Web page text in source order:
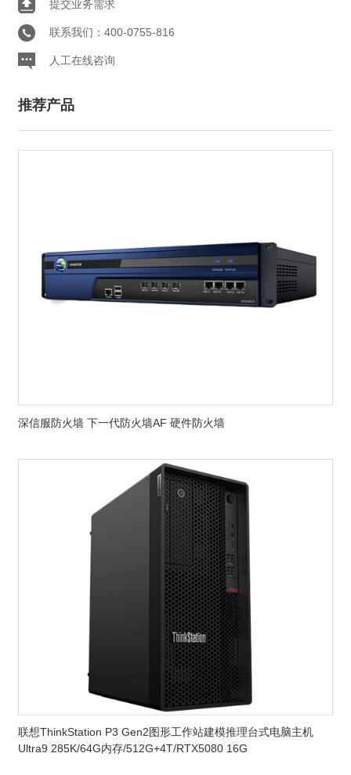
提交业务需求
联系我们：400-0755-816
人工在线咨询
推荐产品
深信服防火墙 下一代防火墙AF 硬件防火墙
联想ThinkStation P3 Gen2图形工作站建模推理台式电脑主机
Ultra9 285K/64G内存/512G+4T/RTX5080 16G